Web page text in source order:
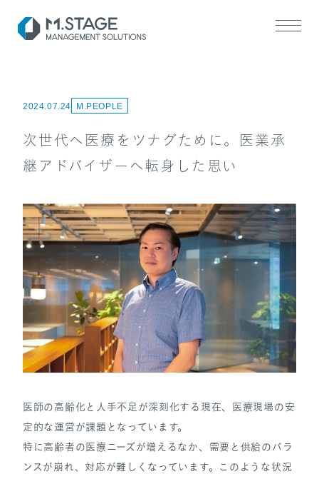
医業承継サポート
ヘルスケアM&A支援
2024.07.24 M.PEOPLE
次世代へ医療をツナグために。医業承
継アドバイザーへ転身した思い
医師の高齢化と人手不足が深刻化する現在、医療現場の安
定的な運営が課題となっています。
特に高齢者の医療ニーズが増えるなか、需要と供給のバラ
ンスが崩れ、対応が難しくなっています。このような状況